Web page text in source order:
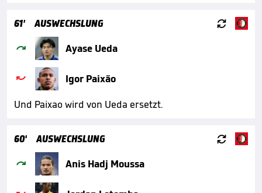
61' AUSWECHSLUNG 
 Ayase Ueda

Igor Paixão
Und Paixao wird von Ueda ersetzt.
60' AUSWECHSLUNG 
 Anis Hadj Moussa